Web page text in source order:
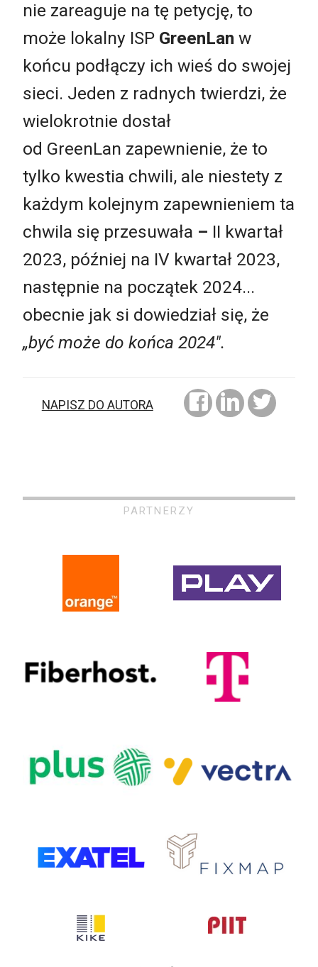
nie zareaguje na tę petycję, to
może lokalny ISP GreenLan w
końcu podłączy ich wieś do swojej
sieci. Jeden z radnych twierdzi, że
wielokrotnie dostał
od GreenLan zapewnienie, że to
tylko kwestia chwili, ale niestety z
każdym kolejnym zapewnieniem ta
chwila się przesuwała – II kwartał
2023, później na IV kwartał 2023,
następnie na początek 2024...
obecnie jak si dowiedział się, że
„być może do końca 2024".
NAPISZ DO AUTORA
PARTNERZY